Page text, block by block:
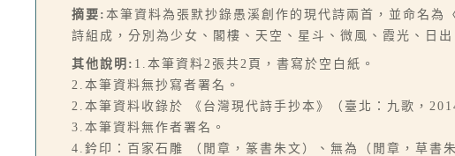
摘要: 本筆資料為張默抄錄愚溪創作的現代詩兩首，並命名
詩組成，分別為少女、閣樓、天空、星斗、微風、霞光、日
其他說明: 1.本筆資料2張共2頁，書寫於空白紙。
2.本筆資料無抄寫者署名。
2.本筆資料收錄於 《台灣現代詩手抄本》（臺北：九歌，
3.本筆資料無作者署名。
4.鈐印：百家石雕 （閒章，篆書朱文）、無為（閒章，草書